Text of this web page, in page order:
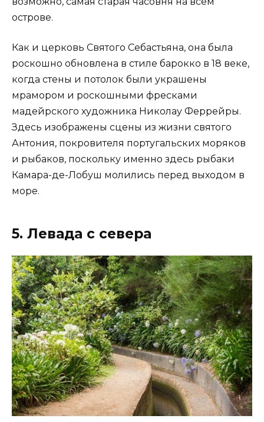
острове.
Как и церковь Святого Себастьяна, она была
роскошно обновлена в стиле барокко в 18 веке,
когда стены и потолок были украшены
мрамором и роскошными фресками
мадейрского художника Николау Феррейры.
Здесь изображены сцены из жизни святого
Антония, покровителя португальских моряков
и рыбаков, поскольку именно здесь рыбаки
Камара-де-Лобуш молились перед выходом в
море.
5. Левада с севера